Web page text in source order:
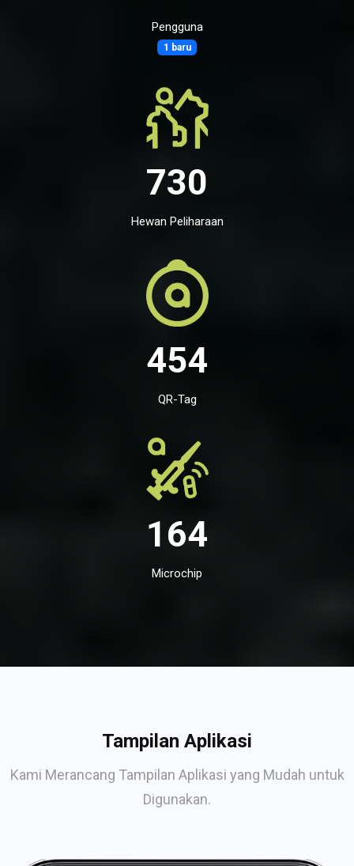
Pengguna
1 baru
730
Hewan Peliharaan
454
QR-Tag
164
Microchip
Tampilan Aplikasi
Kami Merancang Tampilan Aplikasi yang Mudah untuk
Digunakan.